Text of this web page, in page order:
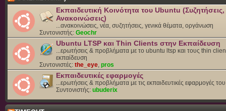
Εκπαιδευτική Κοινότητα του Ubuntu
Ανακοινώσεις)
...ανακοινώσεις, νέα, συζητήσεις, γενικά θέματα, οργάνωση
Συντονιστής: Geochr
Ubuntu LTSP και Thin Clients στην Εκπαίδευση
...ερωτήσεις & προβλήματα με το ubuntu ltsp και τους thin
εκπαίδευση
Συντονιστές: the_eye pros
Εκπαιδευτικές εφαρμογές
...ερωτήσεις & προβλήματα με τις εκπαιδευτικές εφαρμογές
Συντονιστής: ubuderix